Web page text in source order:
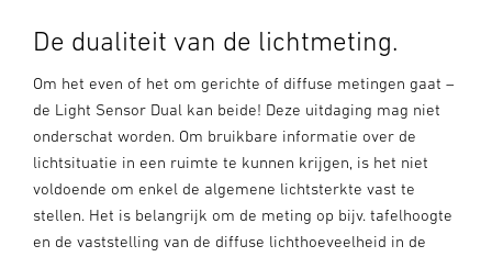
De dualiteit van de lichtmeting.
Om het even of het om gerichte of diffuse metingen gaat –
de Light Sensor Dual kan beide! Deze uitdaging mag niet
onderschat worden. Om bruikbare informatie over de
lichtsituatie in een ruimte te kunnen krijgen, is het niet
voldoende om enkel de algemene lichtsterkte vast te
stellen. Het is belangrijk om de meting op bijv. tafelhoogte
en de vaststelling van de diffuse lichthoeveelheid in de